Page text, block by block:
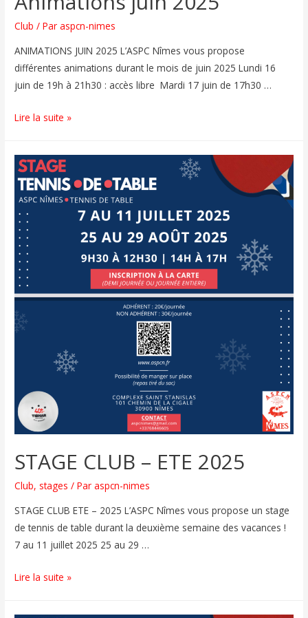
Club / Paraspcn-nimes
ANIMATIONS JUIN 2025 L’ASPC Nîmes vous propose
différentes animations durant le mois de juin 2025 Lundi 16
juin de 19h à 21h30 : accès libre Mardi 17 juin de 17h30 …
Lire la suite »
STAGE CLUB – ETE 2025
Club, stages / Paraspcn-nimes
STAGE CLUB ETE – 2025 L’ASPC Nîmes vous propose un stage
de tennis de table durant la deuxième semaine des vacances !
7 au 11 juillet 2025 25 au 29 …
Lire la suite »